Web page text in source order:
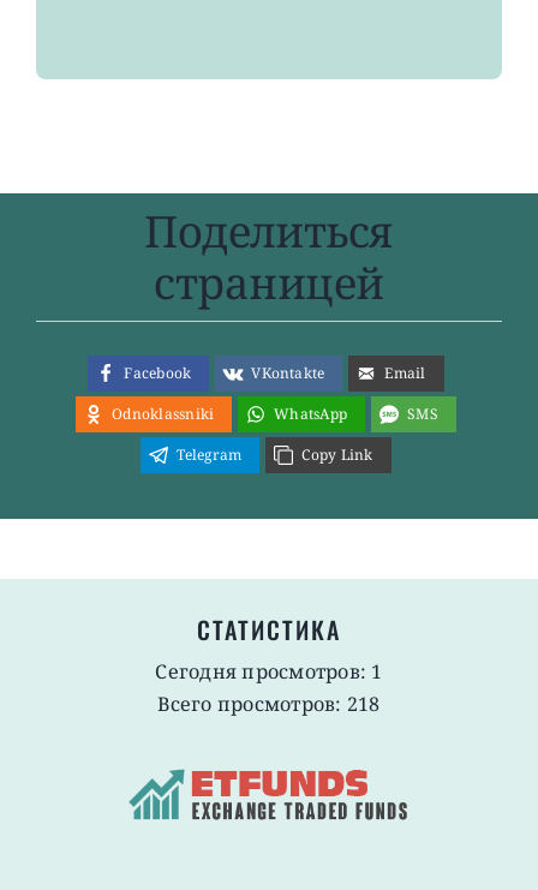
Поделиться
страницей
Facebook VKontakte
Email
Odnoklassniki
WhatsApp
SMS
Telegram
Copy Link
СТАТИСТИКА
Сегодня просмотров: 1
Всего просмотров: 218